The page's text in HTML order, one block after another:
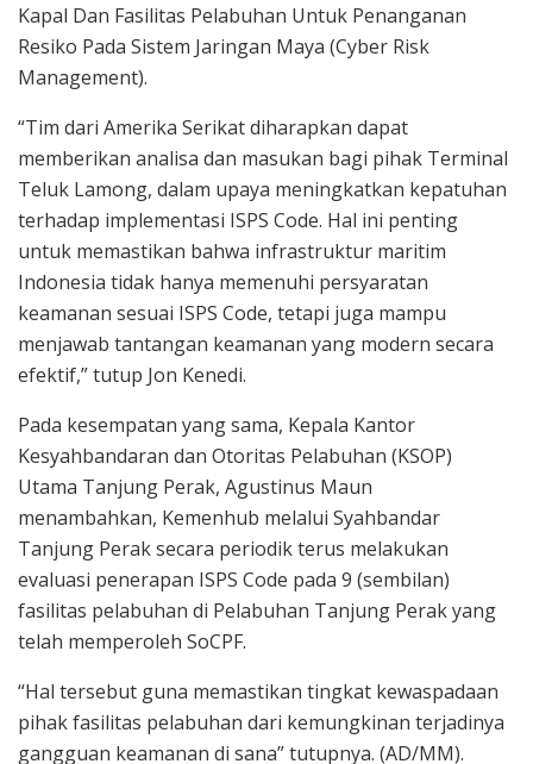
Kapal Dan Fasilitas Pelabuhan Untuk Penanganan
Resiko Pada Sistem Jaringan Maya (Cyber Risk
Management).
“Tim dari Amerika Serikat diharapkan dapat
memberikan analisa dan masukan bagi pihak Terminal
Teluk Lamong, dalam upaya meningkatkan kepatuhan
terhadap implementasi ISPS Code. Hal ini penting
untuk memastikan bahwa infrastruktur maritim
Indonesia tidak hanya memenuhi persyaratan
keamanan sesuai ISPS Code, tetapi juga mampu
menjawab tantangan keamanan yang modern secara
efektif,” tutup Jon Kenedi.
Pada kesempatan yang sama, Kepala Kantor
Kesyahbandaran dan Otoritas Pelabuhan (KSOP)
Utama Tanjung Perak, Agustinus Maun
menambahkan, Kemenhub melalui Syahbandar
Tanjung Perak secara periodik terus melakukan
evaluasi penerapan ISPS Code pada 9 (sembilan)
fasilitas pelabuhan di Pelabuhan Tanjung Perak yang
telah memperoleh SoCPF.
“Hal tersebut guna memastikan tingkat kewaspadaan
pihak fasilitas pelabuhan dari kemungkinan terjadinya
gangguan keamanan di sana” tutupnya. (AD/MM).